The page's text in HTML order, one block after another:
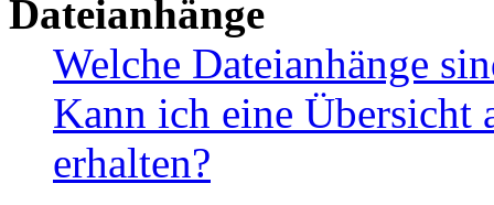
Dateianhänge
Welche Dateianhänge
Kann ich eine Übersicht
erhalten?